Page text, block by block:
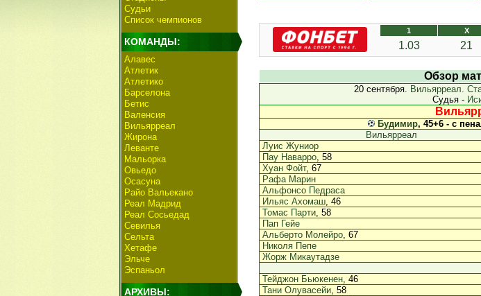
Судьи
Список чемпионов
КОМАНДЫ:
Алавес
Атлетик
Атлетико
Барселона
Бетис
Валенсия
Вильярреал
Жирона
Леванте
Мальорка
Овьедо
Осасуна
Райо Вальекано
Реал Мадрид
Реал Сосьедад
Севилья
Сельта
Хетафе
Эльче
Эспаньол
АРХИВЫ:
1 X
1.03 21
Обзор
20 сентября. Вильярреал.
Судья -
Будимир, 45+6 - с
Вильярреал
Луис Жуниор
Пау Наварро, 58
Хуан Фойт, 67
Рафа Марин
Альфонсо Педраса
Ильяс Ахомаш, 46
Томас Парти, 58
Пап Гейе
Альберто Молейро, 67
Николя Пепе
Жорж Микаутадзе
Тейджон Бьюкенен, 46
Тани Олувасейи, 58